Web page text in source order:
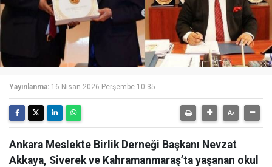
Yayınlanma: 16 Nisan 2026 Perşembe 10:35
Ankara Meslekte Birlik Derneği Başkanı Nevzat
Akkaya, Siverek ve Kahramanmaraş’ta yaşanan okul